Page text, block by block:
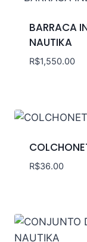
BARRACA
NAUTIKA
R$1,550.00
R$36.00